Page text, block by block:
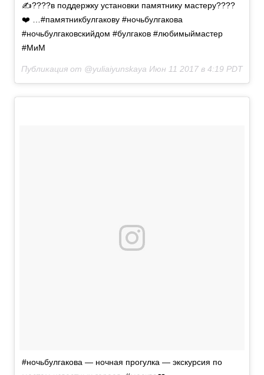
✍????в поддержку установки памятнику мастеру????
❤️ …#памятникбулгакову #ночьбулгакова
#ночьбулгаковскийдом #булгаков #любимыймастер
#МиМ
Публикация от @yuliaiyunskaya Июн 11 2017 в 4:19 PDT
#ночьбулгакова — ночная прогулка — экскурсия по